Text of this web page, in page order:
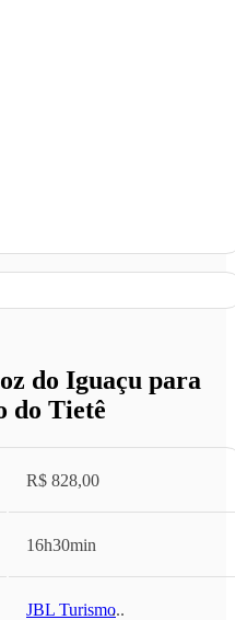
do Iguaçu para
do Tietê
R$ 828,00
16h30min
JBL Turismo...